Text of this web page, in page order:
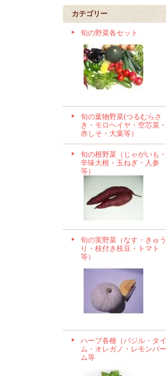
カテゴリー
旬の野菜各セット
旬の葉物野菜(つるむらさ
き・モロヘイヤ・空芯菜・
赤しそ・大葉等）
旬の根野菜（じゃがいも・
辛味大根・玉ねぎ・人参
等）
旬の実野菜（なす・きゅう
り・枝付き枝豆・トマト
等）
ハーブ各種（バジル・タイ
ム・オレガノ・レモンバー
ム等